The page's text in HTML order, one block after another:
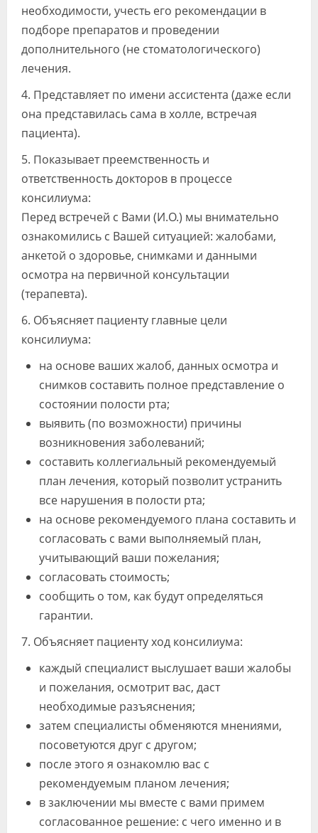
необходимости, учесть его рекомендации в
подборе препаратов и проведении
дополнительного (не стоматологического)
лечения.
4. Представляет по имени ассистента (даже если
она представилась сама в холле, встречая
пациента).
5. Показывает преемственность и
ответственность докторов в процессе
консилиума:
Перед встречей с Вами (И.О.) мы внимательно
ознакомились с Вашей ситуацией: жалобами,
анкетой о здоровье, снимками и данными
осмотра на первичной консультации
(терапевта).
6. Объясняет пациенту главные цели
консилиума:
на основе ваших жалоб, данных осмотра и
снимков составить полное представление о
состоянии полости рта;
выявить (по возможности) причины
возникновения заболеваний;
составить коллегиальный рекомендуемый
план лечения, который позволит устранить
все нарушения в полости рта;
на основе рекомендуемого плана составить и
согласовать с вами выполняемый план,
учитывающий ваши пожелания;
согласовать стоимость;
сообщить о том, как будут определяться
гарантии.
7. Объясняет пациенту ход консилиума:
каждый специалист выслушает ваши жалобы
и пожелания, осмотрит вас, даст
необходимые разъяснения;
затем специалисты обменяются мнениями,
посоветуются друг с другом;
после этого я ознакомлю вас с
рекомендуемым планом лечения;
в заключении мы вместе с вами примем
согласованное решение: с чего именно и в